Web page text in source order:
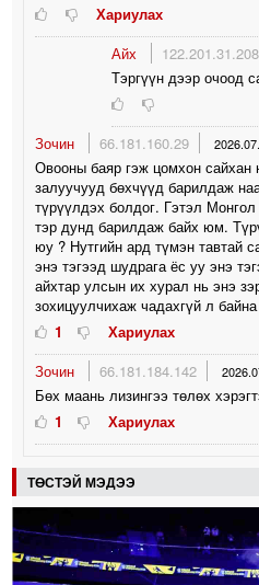
Хариулах
Айх
122.201.31.208
Тэргүүн дээр очоод
Зочин 66.181.160.29
Овооны баяр гэж цомхон сайхан
залуучууд бөхчүүд барилдаж
түрүүлдэх болдог. Гэтэл
тэр дунд барилдаж байх юм.
юу ? Нутгийн ард түмэн тавтай
энэ тэгээд шудрага ёс уу энэ
айхтар улсын их хурал нь энэ
зохицуулчихаж чадахгүй л
1
Хариулах
Зочин
66.181.184.142
Бөх маань лизингээ төлөх
1
Хариулах
ТӨСТЭЙ МЭДЭЭ